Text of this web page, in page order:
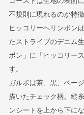
不規則に現れるのが特
ヒッコリーヘリンボン
たストライプのデニム
ボン」に「ヒッコリー
す。
ガルボは茶、黒、ベー
描いたチェック柄。縦
ンシートを上から下に